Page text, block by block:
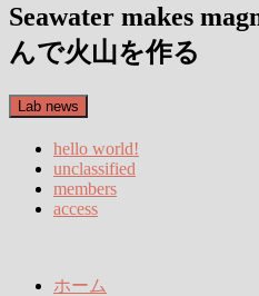
Seawater makes
んで火山を作る
Lab news
hello world!
unclassified
members
access
ホーム